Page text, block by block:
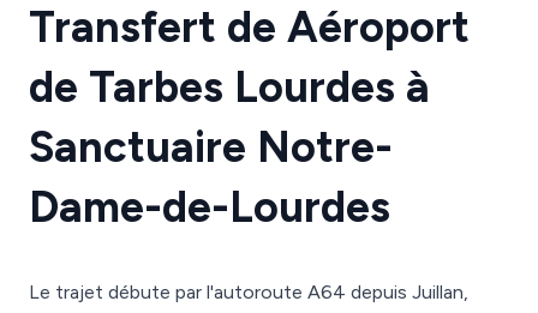
Transfert de Aéroport
de Tarbes Lourdes à
Sanctuaire Notre-
Dame-de-Lourdes
Le trajet débute par l'autoroute A64 depuis Juillan,